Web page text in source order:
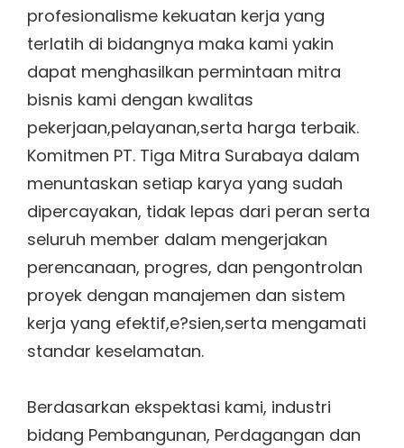
profesionalisme kekuatan kerja yang
terlatih di bidangnya maka kami yakin
dapat menghasilkan permintaan mitra
bisnis kami dengan kwalitas
pekerjaan,pelayanan,serta harga terbaik.
Komitmen PT. Tiga Mitra Surabaya dalam
menuntaskan setiap karya yang sudah
dipercayakan, tidak lepas dari peran serta
seluruh member dalam mengerjakan
perencanaan, progres, dan pengontrolan
proyek dengan manajemen dan sistem
kerja yang efektif,e?sien,serta mengamati
standar keselamatan.
Berdasarkan ekspektasi kami, industri
bidang Pembangunan, Perdagangan dan